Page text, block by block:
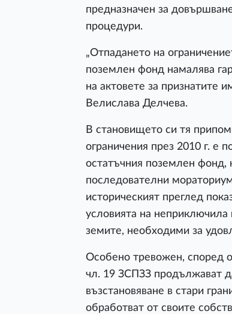
предназначен за
процедури.
„Отпадането на
поземлен фонд намалява
на актовете за признатите
Велислава Делчева.
В становището си тя
ограничения през 2010 г. е
остатъчния поземлен
последователни
историческият преглед
условията на
земите, необходими за
Особено тревожен, според
чл. 19 ЗСПЗЗ продължават
възстановяване в стари
обработват от своите